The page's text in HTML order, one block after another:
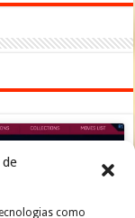
como